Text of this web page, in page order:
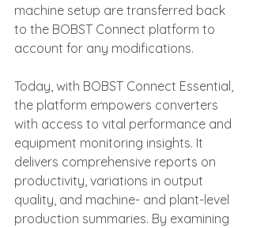
machine setup are transferred back
to the BOBST Connect platform to
account for any modifications.
Today, with BOBST Connect Essential,
the platform empowers converters
with access to vital performance and
equipment monitoring insights. It
delivers comprehensive reports on
productivity, variations in output
quality, and machine- and plant-level
production summaries. By examining